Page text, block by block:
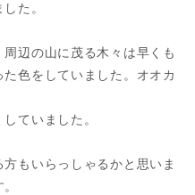
た。
辺の山に茂る木々は早くも
色をしていました。オオカ
ていました。
もいらっしゃるかと思いま